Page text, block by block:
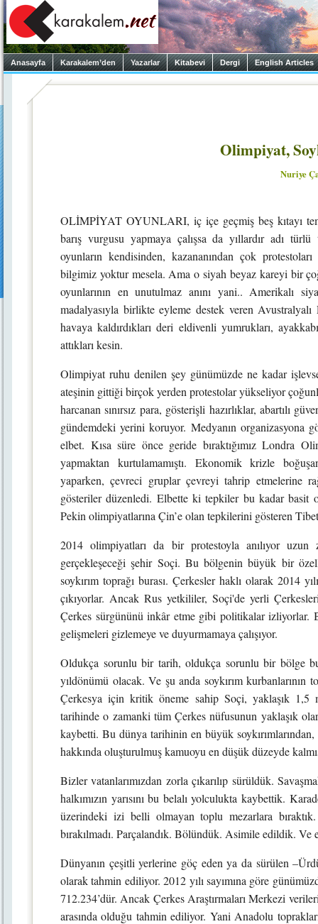
Anasayfa Karakalem’den Yazarlar Kitabevi Dergi English Articles
Olimpiyat,
Nuriye
OLİMPİYAT OYUNLARI, iç içe geçmiş beş kıtayı
barış vurgusu yapmaya çalışsa da yıllardır adı
oyunların kendisinden, kazananından çok
bilgimiz yoktur mesela. Ama o siyah beyaz kareyi bir
oyunlarının en unutulmaz anını yani.. Amerikalı
madalyasıyla birlikte eyleme destek veren Avustralyalı
havaya kaldırdıkları deri eldivenli yumrukları,
attıkları kesin.
Olimpiyat ruhu denilen şey günümüzde ne kadar
ateşinin gittiği birçok yerden protestolar yükseliyor
harcanan sınırsız para, gösterişli hazırlıklar, abartılı
gündemdeki yerini koruyor. Medyanın organizasyona
elbet. Kısa süre önce geride bıraktığımız Londra
yapmaktan kurtulamamıştı. Ekonomik krizle
yaparken, çevreci gruplar çevreyi tahrip etmelerine
gösteriler düzenledi. Elbette ki tepkiler bu kadar basit
Pekin olimpiyatlarına Çin’e olan tepkilerini gösteren
2014 olimpiyatları da bir protestoyla anılıyor uzun
gerçekleşeceği şehir Soçi. Bu bölgenin büyük bir
soykırım toprağı burası. Çerkesler haklı olarak 2014
çıkıyorlar. Ancak Rus yetkililer, Soçi'de yerli
Çerkes sürgününü inkâr etme gibi politikalar izliyorlar.
gelişmeleri gizlemeye ve duyurmamaya çalışıyor.
Oldukça sorunlu bir tarih, oldukça sorunlu bir bölge
yıldönümü olacak. Ve şu anda soykırım
Çerkesya için kritik öneme sahip Soçi, yaklaşık 1,5
tarihinde o zamanki tüm Çerkes nüfusunun yaklaşık
kaybetti. Bu dünya tarihinin en büyük
hakkında oluşturulmuş kamuoyu en düşük düzeyde
Bizler vatanlarımızdan zorla çıkarılıp sürüldük.
halkımızın yarısını bu belalı yolculukta kaybettik.
üzerindeki izi belli olmayan toplu mezarlara
bırakılmadı. Parçalandık. Bölündük. Asimile edildik. Ve
Dünyanın çeşitli yerlerine göç eden ya da sürülen
olarak tahmin ediliyor. 2012 yılı sayımına göre
712.234’dür. Ancak Çerkes Araştırmaları Merkezi
arasında olduğu tahmin ediliyor. Yani Anadolu